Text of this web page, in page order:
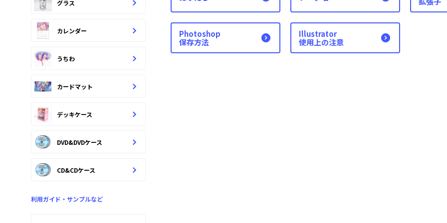
グラス
カレンダー
うちわ
カードマット
デッキケース
DVD&DVDケース
CD&CDケース
利用ガイド・サンプルなど
Photoshop
保存方法
Illustrator
使用上の注意